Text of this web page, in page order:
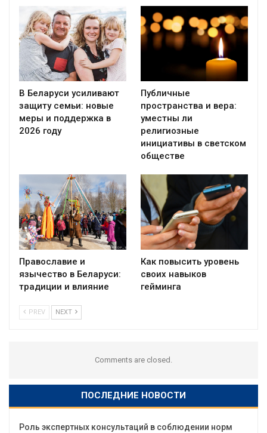
В Беларуси усиливают
защиту семьи: новые
меры и поддержка в
2026 году
Публичные
пространства и вера:
уместны ли
религиозные
инициативы в светском
обществе
Православие и
язычество в Беларуси:
традиции и влияние
Как повысить уровень
своих навыков
гейминга
PREV NEXT
Comments are closed.
ПОСЛЕДНИЕ НОВОСТИ
Роль экспертных консультаций в соблюдении норм